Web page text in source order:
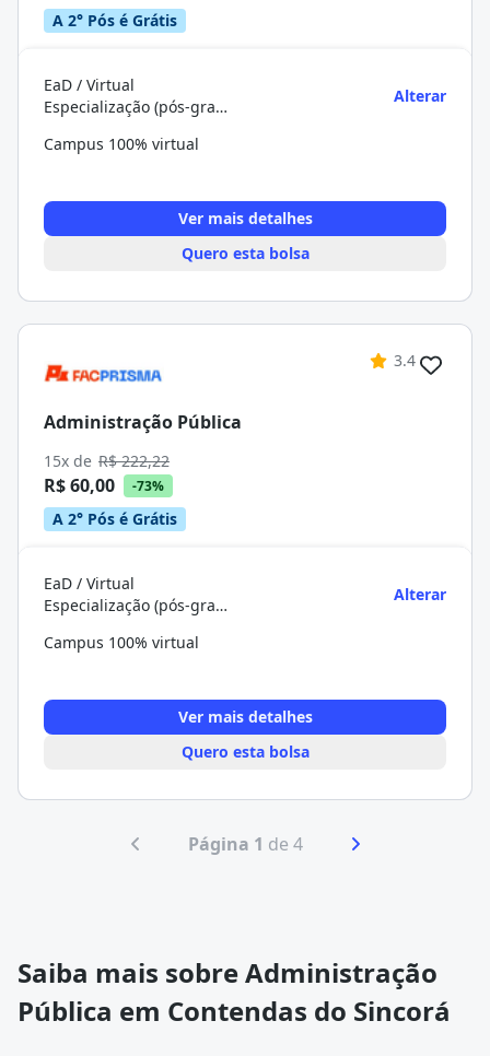
A 2° Pós é Grátis
EaD / Virtual
Especialização (pós-graduação)
Alterar
Campus 100% virtual
Ver mais detalhes
Quero esta bolsa
3.4
Administração Pública
15x de R$ 222,22
R$ 60,00 -73%
A 2° Pós é Grátis
EaD / Virtual
Especialização (pós-graduação)
Alterar
Campus 100% virtual
Ver mais detalhes
Quero esta bolsa
Página 1 de 4
Saiba mais sobre Administração
Pública em Contendas do Sincorá